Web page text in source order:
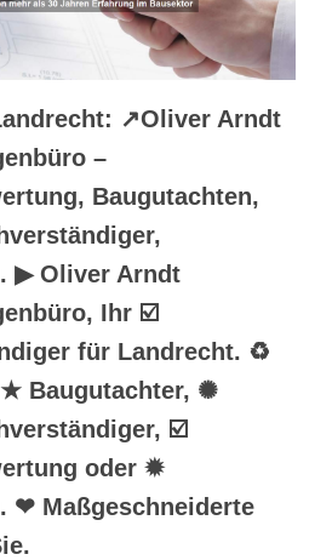
↗️Oliver Arndt
–
Baugutachten,
▶︎ Oliver Arndt
Ihr ☑️
für Landrecht. ♻
Baugutachter, ✺
☑️
oder ✹
❤ Maßgeschneiderte